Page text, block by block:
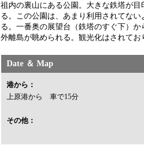
祖内の裏山にある公園。大きな鉄塔が
る。この公園は、あまり利用されてな
る。一番奥の展望台（鉄塔のすぐ下）
外離島が眺められる。観光化はされてお
Date ＆ Map
港から：
上原港から 車で15分
その他：